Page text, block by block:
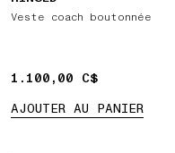
Veste coach boutonnée
1.100,00 C$
1.100,00 C$
AJOUTER AU PANIER